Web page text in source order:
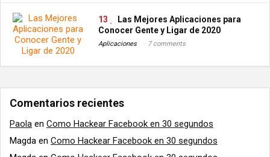
13
Las Mejores Aplicaciones para
Conocer Gente y Ligar de 2020
Aplicaciones 7 comments
Comentarios recientes
Paola en Como Hackear Facebook en 30 segundos
Magda en Como Hackear Facebook en 30 segundos